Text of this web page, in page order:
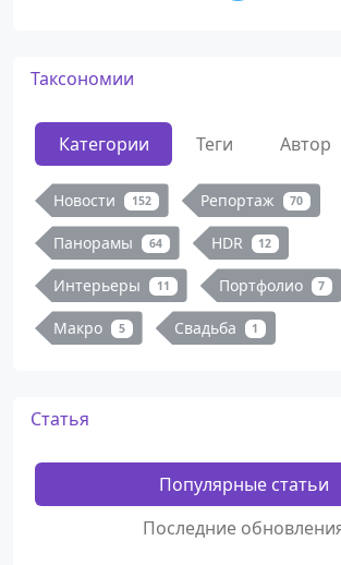
Таксономии
Категории Теги Автор
Новости 152 Репортаж 70
Панорамы 64 HDR 12
Интерьеры 11 Портфолио 7
Макро 5 Свадьба 1
Статья
Популярные статьи
Последние